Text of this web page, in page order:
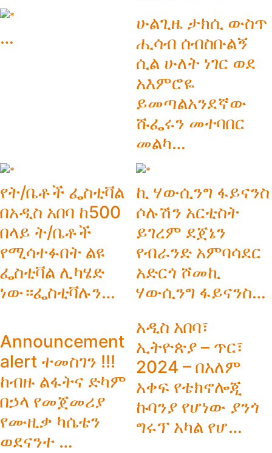
…
ሁልጊዜ ታክሲ ውስጥ
ሒሳብ ሰብስቡልኝ
ሲል ሁለት ነገር ወደ
አእምሮዬ
ይመጣልአንደኛው
ሹፌሩን መተባበር
መልካ…
የት/ቤቶች ፌስቲቫል
በአዲስ አበባ ከ500
በላይ ት/ቤቶች
የሚሳተፉበት ልዩ
ፌስቲቫል ሊካሄድ
ነው።ፌስቲቫሉን…
ኪ ሃውሲንግ ፋይናንስ
ሶሉሽን አርቲስት
ይገረም ደጀኔን
የብራንድ አምባሳደር
አድርጎ ሾመኪ
ሃውሲንግ ፋይናንስ…
Announcement
alert ተመስገን !!!
ከብዙ ልፋትና ድካም
በኃላ የመጀመሪያ
የሙዚቃ ካሴቴን
ወደናንተ …
አዲስ አበባ፣
ኢትዮጵያ – ጥር፣
2024 – በአለም
አቀፍ የቴክኖሎጂ
ኩባንያ የሆነው ያንጎ
ግሩፕ አካል የሆ…